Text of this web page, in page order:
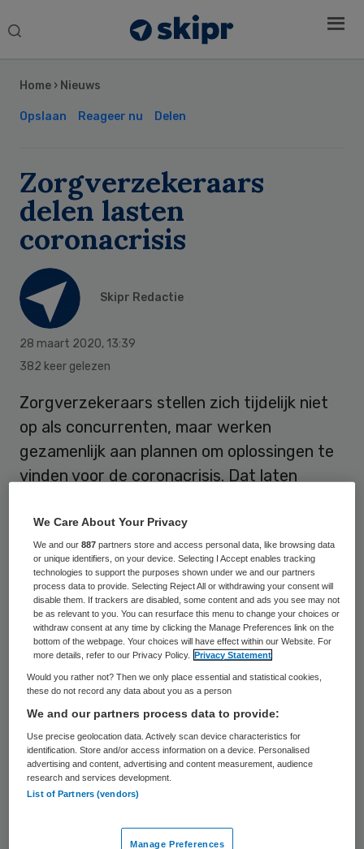
Search
Home › Nieuws
Opslaan Reageer nu Delen
Zorgverzekeraars
delen lasten
coronacrisis
Skipr Redactie
28 maart 2020, 13:39
382 keer gelezen
Zorgverzekeraars stellen zich tijdelijk niet
op als concurrenten, maar werken
gezamenlijk aan plannen om oplossingen te
vinden voor de coronacrisis. Dat laten
Zorgverzekeraars Nederland (ZN), Joep de
Groot, bestuursvoorzitter van CZ en Ton
van Houten, bestuursvoorzitter van Zorg
en Zekerheid, in dagblad Trouw weten.
Het gedeelde uitgangspunt is dat de zorg
voorlopig voor financiën gaan. “Continuïteit
van zorg vinden we het allerbelangrijkste”,
aldus Van Houten in Trouw. “Verzekerden
moeten kunnen rekenen op zorg en
Als zorgorganisaties financieel in de
Sidebar
We Care About Your Privacy
We and our887 partners store and access personal data, like browsing data
or unique identifiers, on your device. Selecting I Accept enables tracking
technologies to support the purposes shown under we and our partners
process data to provide. Selecting Reject All or withdrawing your consent will
disable them. If trackers are disabled, some content and ads you see may not
be as relevant to you. You can resurface this menu to change your choices or
withdraw consent at any time by clicking the Manage Preferences link on the
bottom of the webpage. Your choices will have effect within our Website. For
more details, refer to our Privacy Policy.
Privacy Statement
Would you rather not? Then we only place essential and statistical cookies,
these do not record any data about you as a person
We and our partners process data to provide:
Use precise geolocation data. Actively scan device characteristics for
identification. Store and/or access information on a device. Personalised
advertising and content, advertising and content measurement, audience
research and services development.
List of Partners (vendors)
Manage Preferences